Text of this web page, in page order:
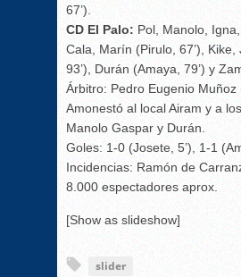
67’).
CD El Palo: Pol, Manolo,
Cala, Marín (Pirulo, 67’), Kike,
93’), Durán (Amaya, 79’) y
Árbitro: Pedro Eugenio Muñoz
Amonestó al local Airam y a
Manolo Gaspar y Durán.
Goles: 1-0 (Josete, 5’), 1-1
Incidencias: Ramón de
8.000 espectadores aprox.
[Show as slideshow]
slider